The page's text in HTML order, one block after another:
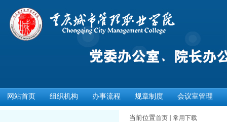
网站首页 组织机构 办事流程 规章制度 会议室管理
当前位置首页 常用下载